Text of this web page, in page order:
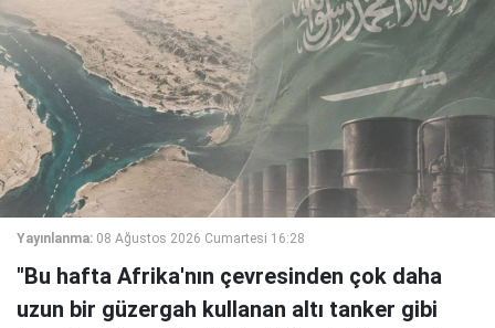
Yayınlanma: 08 Ağustos 2026 Cumartesi 16:28
"Bu hafta Afrika'nın çevresinden çok daha
uzun bir güzergah kullanan altı tanker gibi